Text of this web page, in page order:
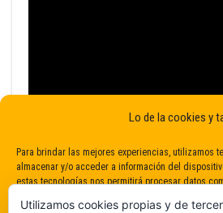
Lo de la cookies y
Para brindar las mejores experiencias, utilizamos
almacenar y/o acceder a información del
estas tecnologías nos permitirá procesar datos
consentimiento puede afectar negativamente a
Utilizamos cookies propias y de